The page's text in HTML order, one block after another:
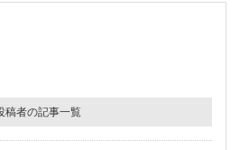
稿者の記事一覧